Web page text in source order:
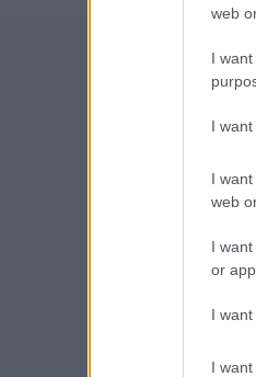
web
I
I
I
web
I
or app.
I
I